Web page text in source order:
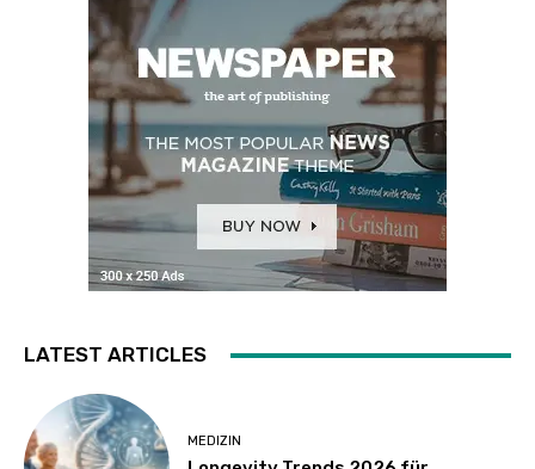
LATEST ARTICLES
MEDIZIN